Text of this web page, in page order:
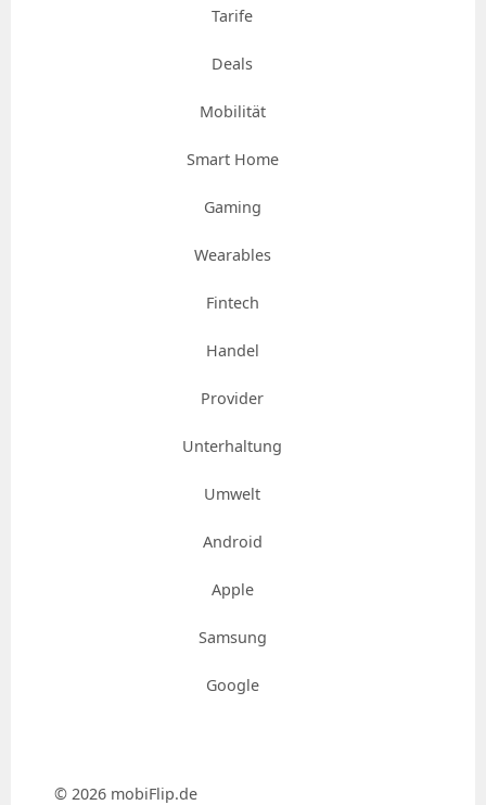
Tarife
Deals
Mobilität
Smart Home
Gaming
Wearables
Fintech
Handel
Provider
Unterhaltung
Umwelt
Android
Apple
Samsung
Google
© 2026 mobiFlip.de